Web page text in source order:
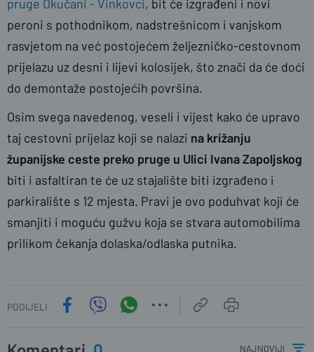
pruge Okučani - Vinkovci, bit će izgrađeni i novi
peroni s pothodnikom, nadstrešnicom i vanjskom
rasvjetom na već postojećem željezničko-cestovnom
prijelazu uz desni i lijevi kolosijek, što znači da će doći
do demontaže postojećih površina.
Osim svega navedenog, veseli i vijest kako će upravo
taj cestovni prijelaz koji se nalazi na križanju
županijske ceste preko pruge u Ulici Ivana Zapoljskog
biti i asfaltiran te će uz stajalište biti izgrađeno i
parkiralište s 12 mjesta. Pravi je ovo poduhvat koji će
smanjiti i moguću gužvu koja se stvara automobilima
prilikom čekanja dolaska/odlaska putnika.
PODIJELI
najnoviji